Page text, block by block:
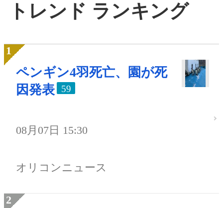
トレンド ランキング
ペンギン4羽死亡、園が死
因発表
59
08月07日 15:30
オリコンニュース